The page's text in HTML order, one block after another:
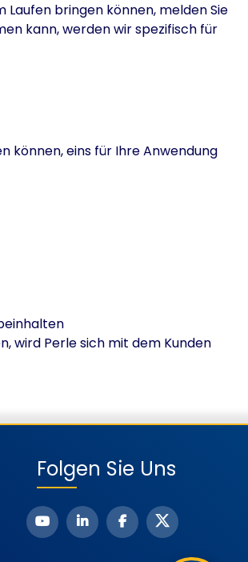
Laufen bringen können, melden Sie
kann, werden wir spezifisch für
können, eins für Ihre Anwendung
wird Perle sich mit dem Kunden
Folgen Sie Uns